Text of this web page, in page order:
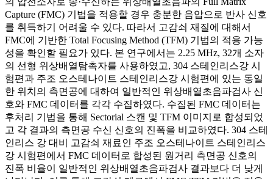
Capture (FMC) 기법을 적용할 경우 충분한 음압으로 반사 신호
를 취득하기 어려울 수 있다. 따라서 고감쇠 재질에 대해서
FMC에 기반한 Total Focusing Method (TFM) 기법의 적용 가능
성을 확인할 필요가 있다. 본 연구에서는 2.25 MHz, 32개 소자
의 선형 위상배열탐촉자를 사용하였고, 304 스테인리스강 시
험편과 주조 오스테나이트 스테인리스강 시험편에 있는 동일
한 위치의 측면공에 대하여 일반적인 위상배열초음파검사 신
호와 FMC 데이터를 각각 수집하였다. 수집된 FMC 데이터는
후처리 기법을 통해 Sectorial 스캔 및 TFM 이미지로 합성되었
고 각 결과의 측면공 수신 신호의 진폭을 비교하였다. 304 스테
인리스 강 대비 고감쇠 재료인 주조 오스테나이트 스테인리스
강 시험편에서 FMC 데이터로 합성된 원거리 측면공 신호의
진폭 비율이 일반적인 위상배열초음파검사 결과보다 더 낮게